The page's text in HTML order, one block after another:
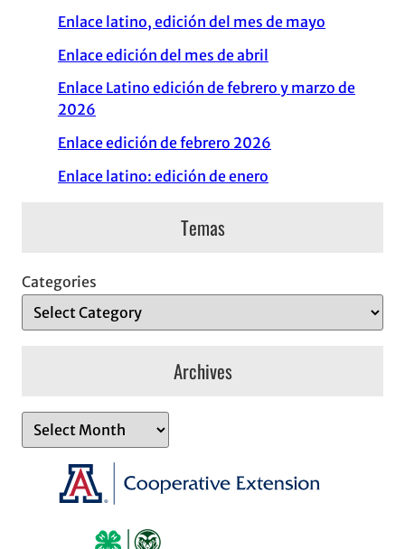
Enlace latino, edición del mes de mayo
Enlace edición del mes de abril
Enlace Latino edición de febrero y marzo de
2026
Enlace edición de febrero 2026
Enlace latino: edición de enero
Temas
Categories
Archives
r